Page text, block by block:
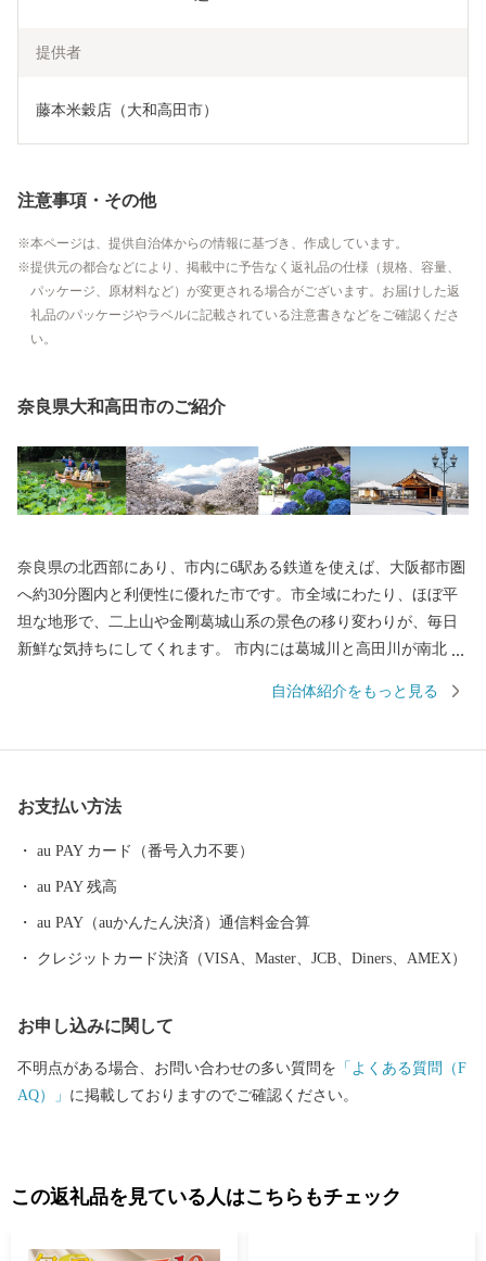
提供者
藤本米穀店（大和高田市）
注意事項・その他
本ページは、提供自治体からの情報に基づき、作成しています。
提供元の都合などにより、掲載中に予告なく返礼品の仕様（規格、容量、
パッケージ、原材料など）が変更される場合がございます。お届けした返
礼品のパッケージやラベルに記載されている注意書きなどをご確認くださ
い。
奈良県大和高田市のご紹介
奈良県の北西部にあり、市内に6駅ある鉄道を使えば、大阪都市圏
へ約30分圏内と利便性に優れた市です。市全域にわたり、ほぼ平
坦な地形で、二上山や金剛葛城山系の景色の移り変わりが、毎日
新鮮な気持ちにしてくれます。 市内には葛城川と高田川が南北に
にわたり、見事な桜のトンネルが続きます。夜になってもライト
橋駅から「急行」で約30分 ・JR大和路線天王寺駅から「区間快
速」で約40分 ・大阪から、「西名阪自動車道」の法隆寺インター
約10分 ・奈良市から「国道24号」で約50分 ■寄付お申し込み後の
お問い合わせ ふるさと納税サポートセンター TEL：0570-015-482
E-mail: ask-fc@furusato-support.jp （平日10時～17時）祝祭日・特定
市 ワンストップ特例申請窓口 SNP 行
自治体紹介をもっと見る
お支払い方法
au PAY カード（番号入力不要）
au PAY 残高
au PAY（auかんたん決済）通信料金合算
クレジットカード決済（VISA、Master、JCB、Diners、AMEX）
お申し込みに関して
不明点がある場合、お問い合わせの多い質問を 「よくある質問（F
AQ）」 に掲載しておりますのでご確認ください。
この返礼品を見ている人はこちらもチェック